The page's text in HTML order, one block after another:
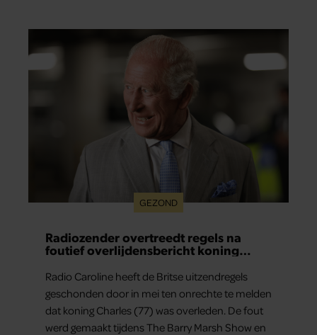
GEZOND
Radiozender overtreedt regels na
foutief overlijdensbericht koning
Radio Caroline heeft de Britse uitzendregels
geschonden door in mei ten onrechte te melden
dat koning Charles (77) was overleden. De fout
werd gemaakt tijdens The Barry Marsh Show en